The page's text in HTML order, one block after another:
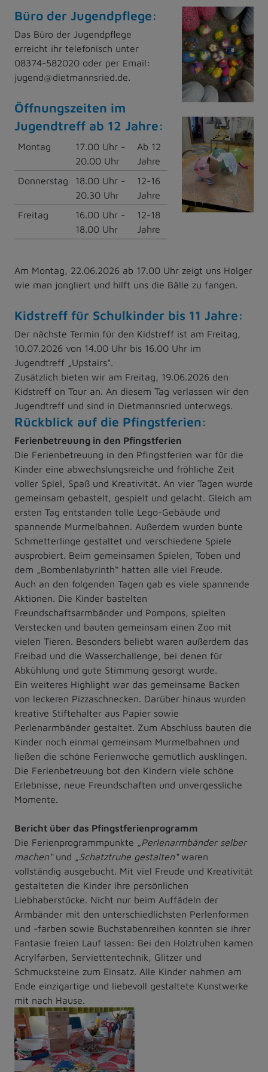
Büro der Jugendpflege:
Das Büro der Jugendpflege
erreicht ihr telefonisch unter
08374-582020 oder per Email:
jugend@dietmannsried.de.
Öffnungszeiten im
Jugendtreff ab 12 Jahre:
Montag
17.00 Uhr -
20.00 Uhr
Ab 12
Jahre
Donnerstag
18.00 Uhr -
20.30 Uhr
12-16
Jahre
Freitag
16.00 Uhr -
18.00 Uhr
12-18
Jahre
Am Montag, 22.06.2026 ab 17.00 Uhr zeigt uns Holger
wie man jongliert und hilft uns die Bälle zu fangen.
Kidstreff für Schulkinder bis 11 Jahre:
Der nächste Termin für den Kidstreff ist am Freitag,
10.07.2026 von 14.00 Uhr bis 16.00 Uhr im
Jugendtreff „Upstairs“.
Zusätzlich bieten wir am Freitag, 19.06.2026 den
Kidstreff on Tour an. An diesem Tag verlassen wir den
Jugendtreff und sind in Dietmannsried unterwegs.
Rückblick auf die Pfingstferien:
Ferienbetreuung in den Pfingstferien
Die Ferienbetreuung in den Pfingstferien war für die
Kinder eine abwechslungsreiche und fröhliche Zeit
voller Spiel, Spaß und Kreativität. An vier Tagen wurde
gemeinsam gebastelt, gespielt und gelacht. Gleich am
ersten Tag entstanden tolle Lego-Gebäude und
spannende Murmelbahnen. Außerdem wurden bunte
Schmetterlinge gestaltet und verschiedene Spiele
ausprobiert. Beim gemeinsamen Spielen, Toben und
dem „Bombenlabyrinth“ hatten alle viel Freude.
Auch an den folgenden Tagen gab es viele spannende
Aktionen. Die Kinder bastelten
Freundschaftsarmbänder und Pompons, spielten
Verstecken und bauten gemeinsam einen Zoo mit
vielen Tieren. Besonders beliebt waren außerdem das
Freibad und die Wasserchallenge, bei denen für
Abkühlung und gute Stimmung gesorgt wurde.
Ein weiteres Highlight war das gemeinsame Backen
von leckeren Pizzaschnecken. Darüber hinaus wurden
kreative Stiftehalter aus Papier sowie
Perlenarmbänder gestaltet. Zum Abschluss bauten die
Kinder noch einmal gemeinsam Murmelbahnen und
ließen die schöne Ferienwoche gemütlich ausklingen.
Die Ferienbetreuung bot den Kindern viele schöne
Erlebnisse, neue Freundschaften und unvergessliche
Momente.
Bericht über das Pfingstferienprogramm
Die Ferienprogrammpunkte
„Perlenarmbänder selber
machen“und „Schatztruhe gestalten“waren
vollständig ausgebucht. Mit viel Freude und Kreativität
gestalteten die Kinder ihre persönlichen
Liebhaberstücke. Nicht nur beim Auffädeln der
Armbänder mit den unterschiedlichsten Perlenformen
und -farben sowie Buchstabenreihen konnten sie ihrer
Fantasie freien Lauf lassen: Bei den Holztruhen kamen
Acrylfarben, Serviettentechnik, Glitzer und
Schmucksteine zum Einsatz. Alle Kinder nahmen am
Ende einzigartige und liebevoll gestaltete Kunstwerke
mit nach Hause.